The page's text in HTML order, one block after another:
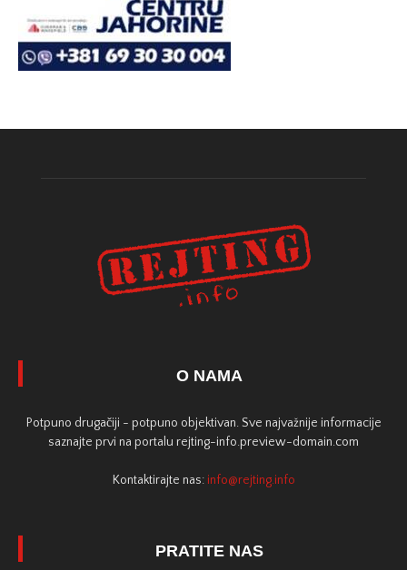
O NAMA
Potpuno drugačiji - potpuno objektivan. Sve najvažnije informacije
saznajte prvi na portalu rejting-info.preview-domain.com
Kontaktirajte nas: info@rejting.info
PRATITE NAS